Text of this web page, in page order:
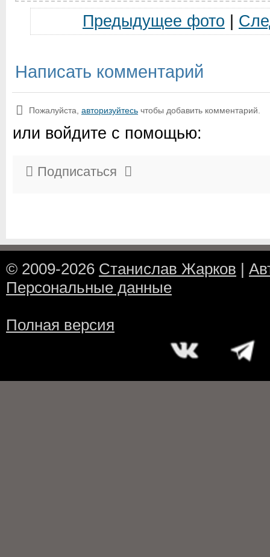
Предыдущее фото
Написать комментарий
Пожалуйста, авторизуйтесь чтобы добавить комментарий.
или войдите с помощью:
Подписаться
© 2009-2026 Станислав Жарков |
Персональные данные
Полная версия